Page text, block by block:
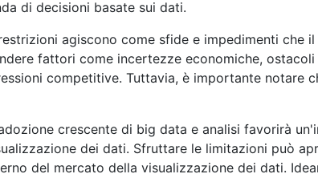
di decisioni basate sui dati.
agiscono come sfide e impedimenti che
fattori come incertezze economiche,
competitive. Tuttavia, è importante notare
crescente di big data e analisi favorirà
dei dati. Sfruttare le limitazioni può
del mercato della visualizzazione dei dati.